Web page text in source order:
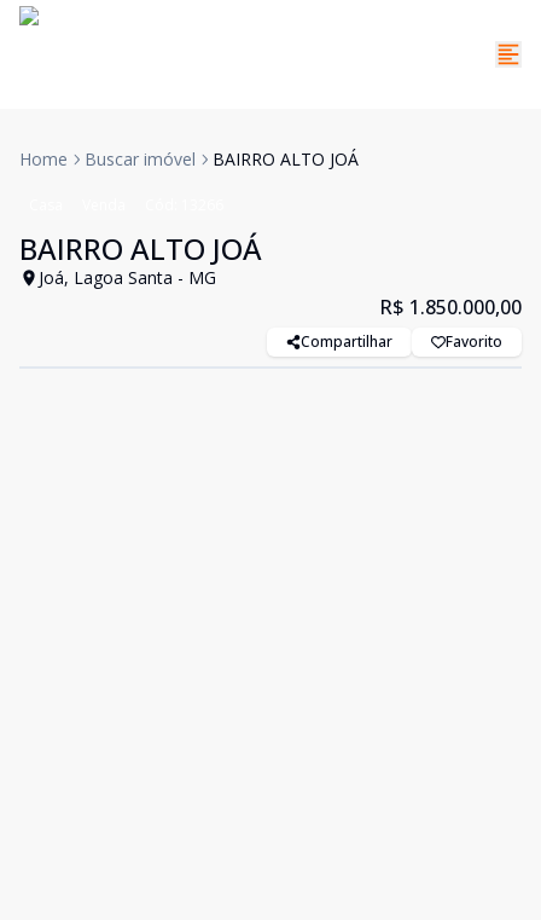
Home Buscar imóvel BAIRRO ALTO JOÁ
BAIRRO ALTO JOÁ
Joá, Lagoa Santa - MG
R$ 1.850.000,00
Compartilhar Favorito